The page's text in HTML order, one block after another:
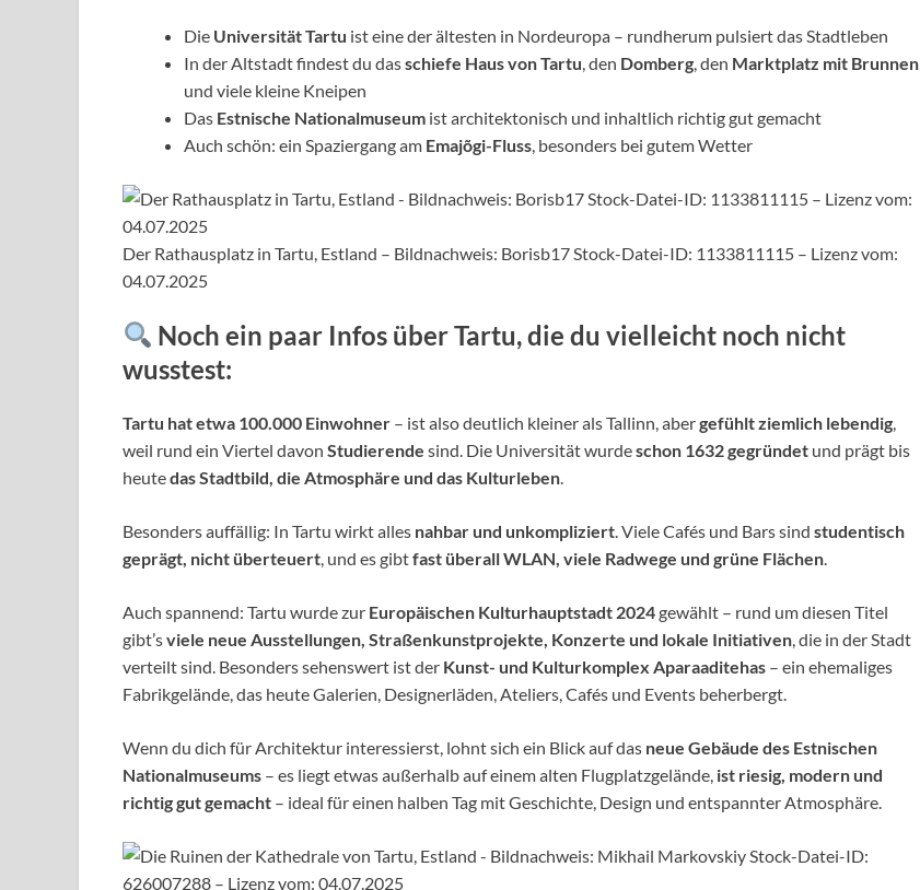
Die Universität Tartu ist eine der ältesten in Nordeuropa – rundherum pulsiert das Stadtleben
In der Altstadt findest du dasschiefe Haus von Tartu, den Domberg, den Marktplatz mit Brunnen
und viele kleine Kneipen
Das Estnische Nationalmuseum ist architektonisch und inhaltlich richtig gut gemacht
Auch schön: ein Spaziergang am Emajõgi-Fluss, besonders bei gutem Wetter
Der Rathausplatz in Tartu, Estland – Bildnachweis: Borisb17 Stock-Datei-ID: 1133811115 – Lizenz vom:
04.07.2025
Noch ein paar Infos über Tartu, die du vielleicht noch nicht
wusstest:
Tartu hat etwa 100.000 Einwohner – ist also deutlich kleiner als Tallinn, abergefühlt ziemlich lebendig,
weil rund ein Viertel davon Studierende sind. Die Universität wurdeschon 1632 gegründet und prägt bis
heutedas Stadtbild, die Atmosphäre und das Kulturleben.
Besonders auffällig: In Tartu wirkt alles nahbar und unkompliziert. Viele Cafés und Bars sind studentisch
geprägt, nicht überteuert, und es gibtfast überall WLAN, viele Radwege und grüne Flächen.
Auch spannend: Tartu wurde zur Europäischen Kulturhauptstadt 2024gewählt – rund um diesen Titel
gibt’sviele neue Ausstellungen, Straßenkunstprojekte, Konzerte und lokale Initiativen, die in der Stadt
verteilt sind. Besonders sehenswert ist der Kunst- und Kulturkomplex Aparaaditehas – ein ehemaliges
Fabrikgelände, das heute Galerien, Designerläden, Ateliers, Cafés und Events beherbergt.
Wenn du dich für Architektur interessierst, lohnt sich ein Blick auf das neue Gebäude des Estnischen
Nationalmuseums – es liegt etwas außerhalb auf einem alten Flugplatzgelände, ist riesig, modern und
richtig gut gemacht – ideal für einen halben Tag mit Geschichte, Design und entspannter Atmosphäre.